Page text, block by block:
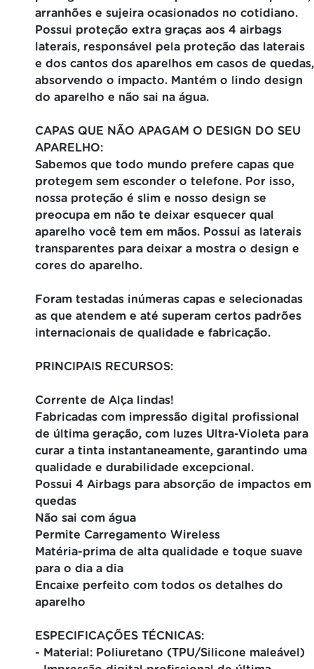
arranhões e sujeira ocasionados no cotidiano.
Possui proteção extra graças aos 4 airbags
laterais, responsável pela proteção das laterais
e dos cantos dos aparelhos em casos de quedas,
absorvendo o impacto. Mantém o lindo design
do aparelho e não sai na água.
CAPAS QUE NÃO APAGAM O DESIGN DO SEU
APARELHO:
Sabemos que todo mundo prefere capas que
protegem sem esconder o telefone. Por isso,
nossa proteção é slim e nosso design se
preocupa em não te deixar esquecer qual
aparelho você tem em mãos. Possui as laterais
transparentes para deixar a mostra o design e
cores do aparelho.
Foram testadas inúmeras capas e selecionadas
as que atendem e até superam certos padrões
internacionais de qualidade e fabricação.
PRINCIPAIS RECURSOS:
Corrente de Alça lindas!
Fabricadas com impressão digital profissional
de última geração, com luzes Ultra-Violeta para
curar a tinta instantaneamente, garantindo uma
qualidade e durabilidade excepcional.
Possui 4 Airbags para absorção de impactos em
quedas
Não sai com água
Permite Carregamento Wireless
Matéria-prima de alta qualidade e toque suave
para o dia a dia
Encaixe perfeito com todos os detalhes do
aparelho
ESPECIFICAÇÕES TÉCNICAS:
- Material: Poliuretano (TPU/Silicone maleável)